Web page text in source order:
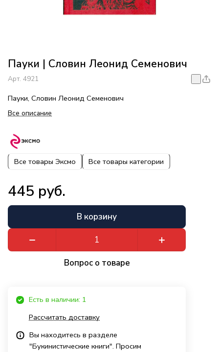
Пауки | Словин Леонид Семенович
Арт. 4921
Пауки, Словин Леонид Семенович
Все описание
Все товары Эксмо Все товары категории
445 руб.
В корзину
Вопрос о товаре
Есть в наличии: 1
Рассчитать доставку
Вы находитесь в разделе
"Букинистические книги". Просим